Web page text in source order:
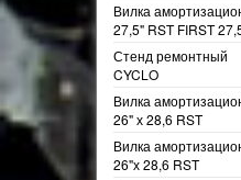
Вилка
27,5" RST FIRST
Стенд ремонтный
CYCLO
Вилка
26" х 28,6 RST
Вилка
26"х 28,6 RST